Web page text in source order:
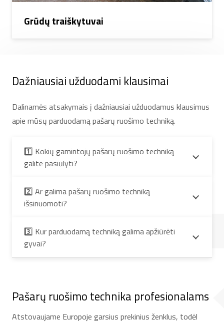
Grūdų traiškytuvai
Dažniausiai užduodami klausimai
Dalinamės atsakymais į dažniausiai užduodamus klausimus
apie mūsų parduodamą pašarų ruošimo techniką.
1️⃣ Kokių gamintojų pašarų ruošimo techniką
galite pasiūlyti?
2️⃣ Ar galima pašarų ruošimo techniką
išsinuomoti?
3️⃣ Kur parduodamą techniką galima apžiūrėti
gyvai?
Pašarų ruošimo technika profesionalams
Atstovaujame Europoje garsius prekinius ženklus, todėl